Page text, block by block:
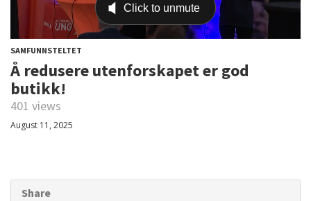
SAMFUNNSTELTET
Å redusere utenforskapet er god
butikk!
401 views
August 11, 2025
Share